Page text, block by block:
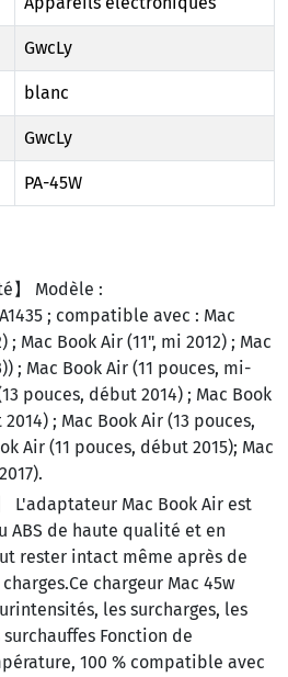
GwcLy
blanc
GwcLy
PA-45W
】 Modèle :
; compatible avec : Mac
; Mac Book Air (11", mi 2012) ; Mac
; Mac Book Air (11 pouces, mi-
pouces, début 2014) ; Mac Book
; Mac Book Air (13 pouces,
Air (11 pouces, début 2015); Mac
L'adaptateur Mac Book Air est
ABS de haute qualité et en
rester intact même après de
chargeur Mac 45w
les surcharges, les
Fonction de
100 % compatible avec